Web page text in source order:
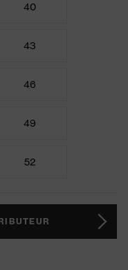
40
43
46
49
52